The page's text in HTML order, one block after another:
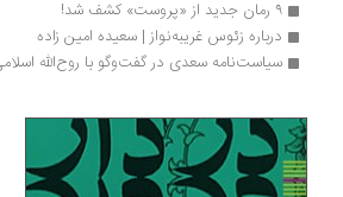
درباره زئوس غریبه‌نواز | سعیده امین زاده
سیاست‌نامه سعدی در گفت‌وگو با روح‌الله اسلامی